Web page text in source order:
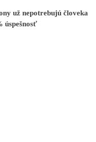
už nepotrebujú človeka
úspešnosť